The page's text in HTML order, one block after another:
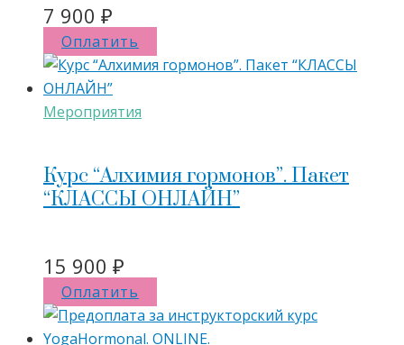
7 900 ₽
Оплатить
Мероприятия
Курс “Алхимия гормонов”. Пакет
“КЛАССЫ ОНЛАЙН”
15 900 ₽
Оплатить